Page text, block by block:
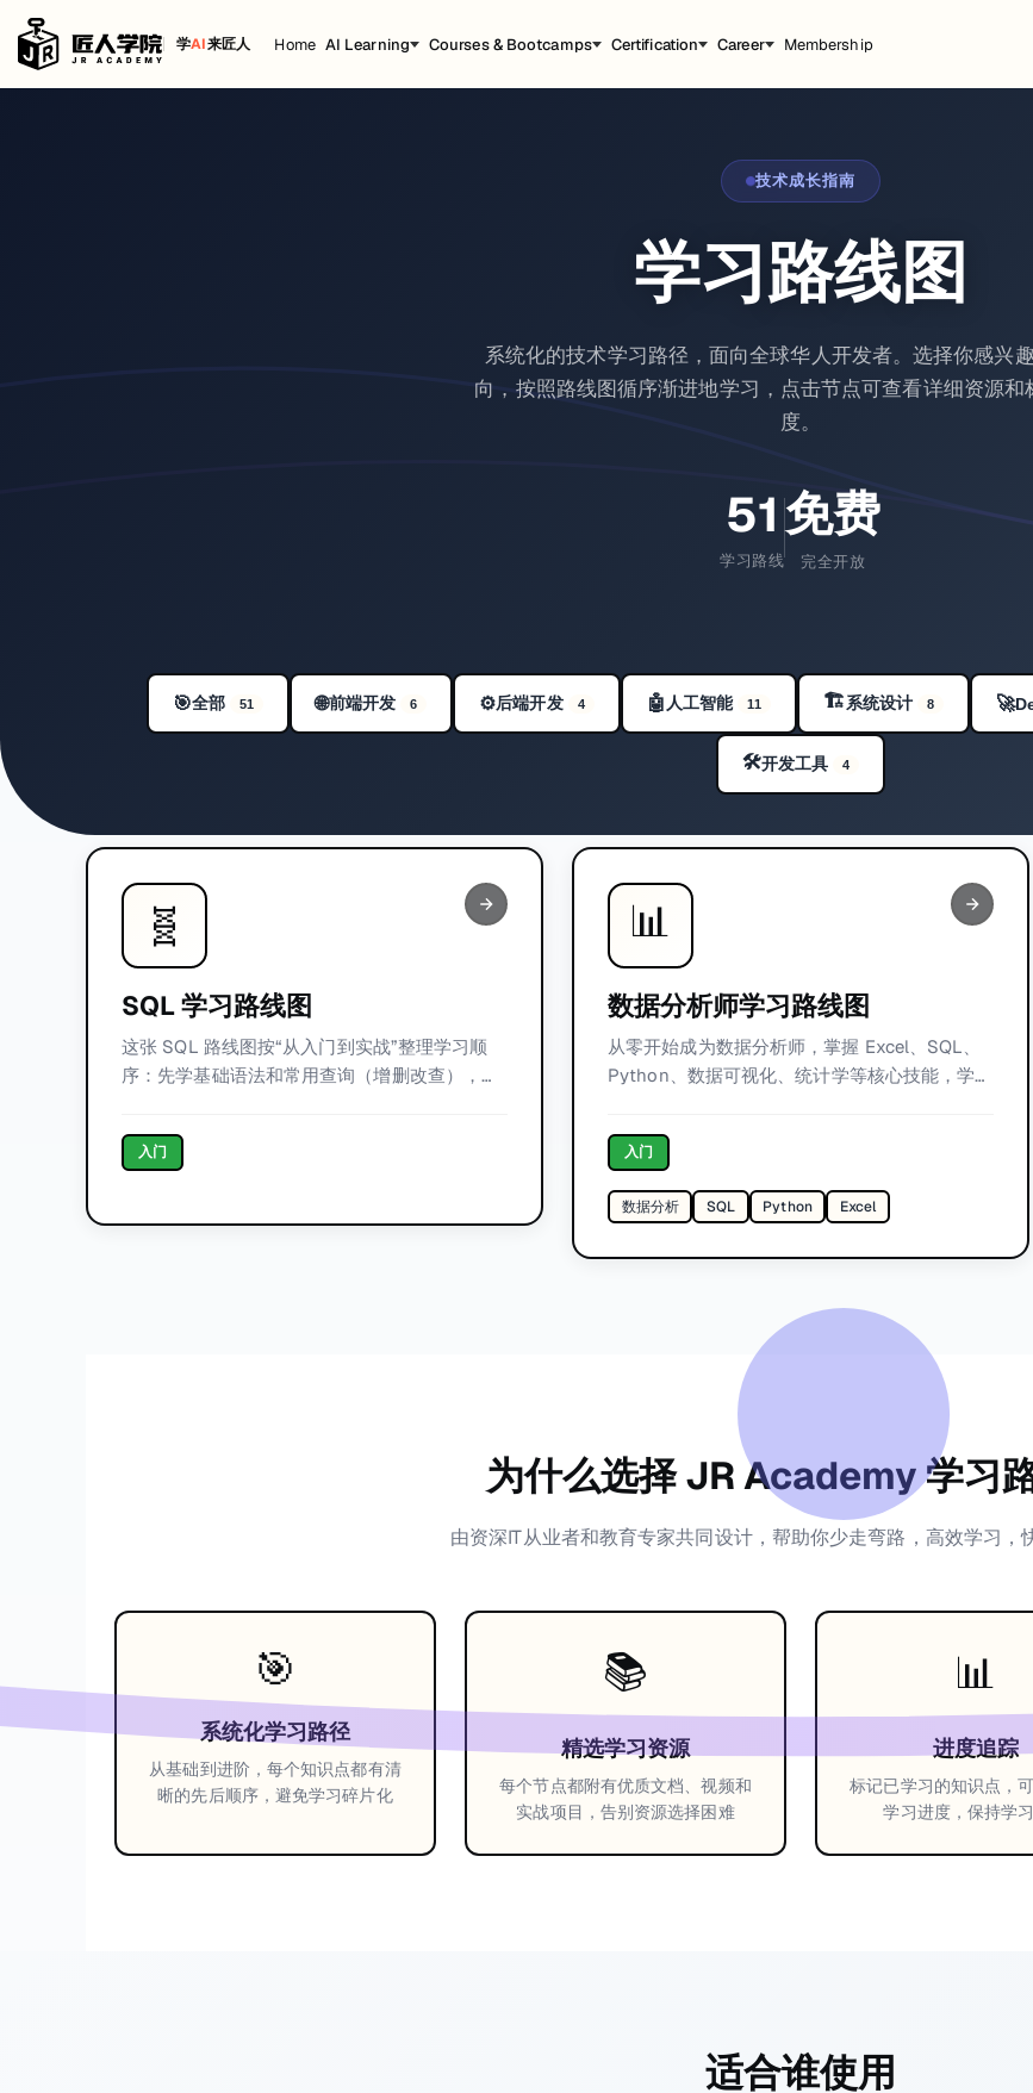
学AI来匠人 Home AI Learning Courses & Bootcamps Certification Career Membership
技术成长指南
学习路线图
系统化的技术学习路径，面向全球华人开发者。选择你感兴
向，按照路线图循序渐进地学习，点击节点可查看详细资源和
度。
51
学习路线
免费
完全开放
可用的学习路线图
🎯全部 51 🌐前端开发 6 ⚙️后端开发 4 🤖 人工智能 11 🏗️系统设计 8 🚀
🛠️开发工具 4
🧬
SQL 学习路线图
这张 SQL 路线图按“从入门到实战”整理学习顺
序：先学基础语法和常用查询（增删改查），再
数、视图、索引、事务和权限这些企业常用能
力，最后掌握窗口函数、CTE 等高级写法，用来
入门
📊
数据分析师学习路线图
从零开始成为数据分析师，掌握 Excel、SQL、
Python、数据可视化、统计学等核心技能，学会
入门
数据分析 SQL Python Excel
为什么选择 JR Academy 学习
由资深IT从业者和教育专家共同设计，帮助你少走弯路，高效学习，
🎯
系统化学习路径
从基础到进阶，每个知识点都有清
晰的先后顺序，避免学习碎片化
📚
精选学习资源
每个节点都附有优质文档、视频和
实战项目，告别资源选择困难
📊
进度追踪
标记已学习的知识点，
学习进度，保持学
适合谁使用